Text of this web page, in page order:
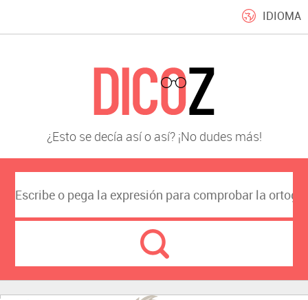
IDIOMA
¿Esto se decía así o así? ¡No dudes más!